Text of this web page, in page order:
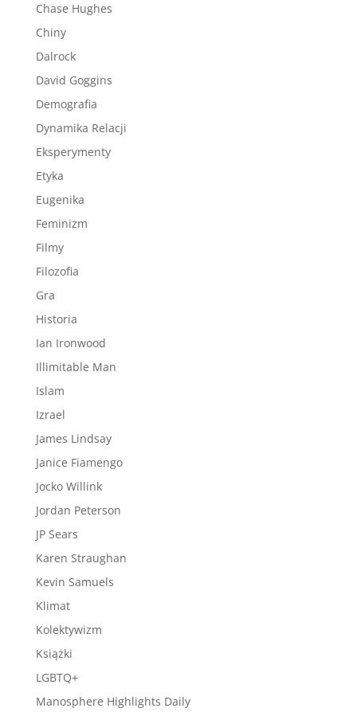
Chase Hughes
Chiny
Dalrock
David Goggins
Demografia
Dynamika Relacji
Eksperymenty
Etyka
Eugenika
Feminizm
Filmy
Filozofia
Gra
Historia
Ian Ironwood
Illimitable Man
Islam
Izrael
James Lindsay
Janice Fiamengo
Jocko Willink
Jordan Peterson
JP Sears
Karen Straughan
Kevin Samuels
Klimat
Kolektywizm
Książki
LGBTQ+
Manosphere Highlights Daily